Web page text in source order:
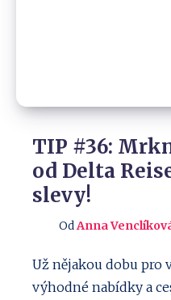
TIP #36:
od Delta
slevy!
OdAnna
Už nějakou dobu pro
výhodné nabídky a